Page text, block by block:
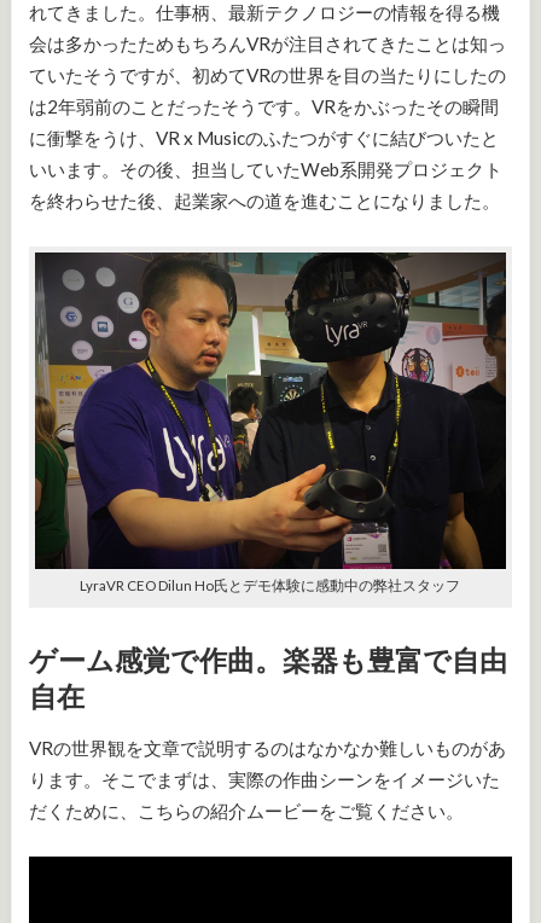
れてきました。仕事柄、最新テクノロジーの情報を得る機
会は多かったためもちろんVRが注目されてきたことは知っ
ていたそうですが、初めてVRの世界を目の当たりにしたの
は2年弱前のことだったそうです。VRをかぶったその瞬間
に衝撃をうけ、VR x Musicのふたつがすぐに結びついたと
いいます。その後、担当していたWeb系開発プロジェクト
を終わらせた後、起業家への道を進むことになりました。
LyraVR CEO Dilun Ho氏とデモ体験に感動中の弊社スタッフ
ゲーム感覚で作曲。楽器も豊富で自由
自在
VRの世界観を文章で説明するのはなかなか難しいものがあ
ります。そこでまずは、実際の作曲シーンをイメージいた
だくために、こちらの紹介ムービーをご覧ください。